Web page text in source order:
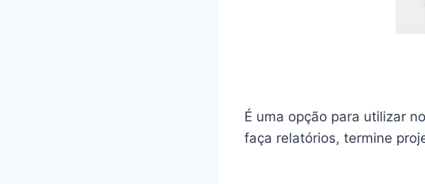
É uma opção para utilizar
faça relatórios, termine